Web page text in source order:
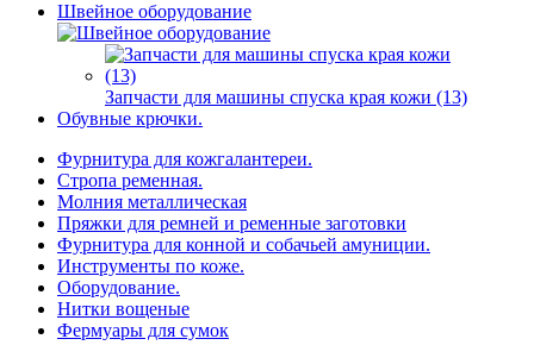
Швейное оборудование
Запчасти для машины спуска края кожи (13)
Обувные крючки.
Фурнитура для кожгалантереи.
Стропа ременная.
Молния металлическая
Пряжки для ремней и ременные заготовки
Фурнитура для конной и собачьей амуниции.
Инструменты по коже.
Оборудование.
Нитки вощеные
Фермуары для сумок